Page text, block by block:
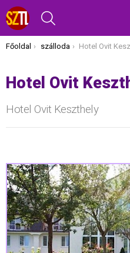
Itt vagy most:
Főoldal szálloda Hotel Ovit
Hotel Ovit
Hotel Ovit Keszthely